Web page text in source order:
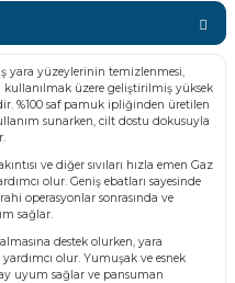
yara yüzeylerinin temizlenmesi,
üzere geliştirilmiş yüksek
%100 saf pamuk ipliğinden üretilen
sunarken, cilt dostu dokusuyla
ve diğer sıvıları hızla emen Gaz
olur. Geniş ebatları sayesinde
operasyonlar sonrasında ve
sağlar.
destek olurken, yara
olur. Yumuşak ve esnek
uyum sağlar ve pansuman